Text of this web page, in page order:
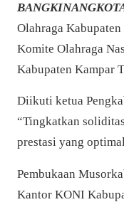
Olahraga
Komite Olahraga
Kabupaten Kampar
Diikuti ketua
“Tingkatkan
prestasi yang
Pembukaan
Kantor KONI